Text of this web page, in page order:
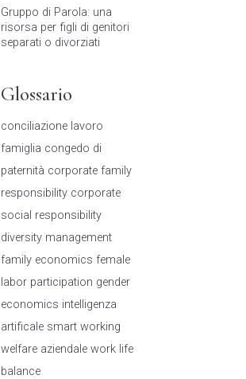
Gruppo di Parola: una
risorsa per figli di genitori
separati o divorziati
Glossario
conciliazione lavoro
famiglia congedo di
paternità corporate family
responsibility corporate
social responsibility
diversity management
family economics female
labor participation gender
economics intelligenza
artificale smart working
welfare aziendale work life
balance